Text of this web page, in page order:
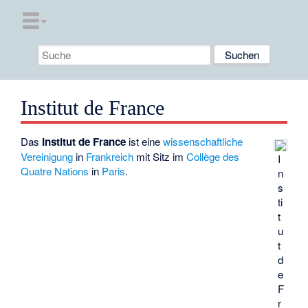
Institut de France
I
n
s
ti
t
u
t
d
e
F
r
Das Institut de France ist einewissenschaftliche
Vereinigung in Frankreich mit Sitz imCollège des
Quatre Nations in Paris.